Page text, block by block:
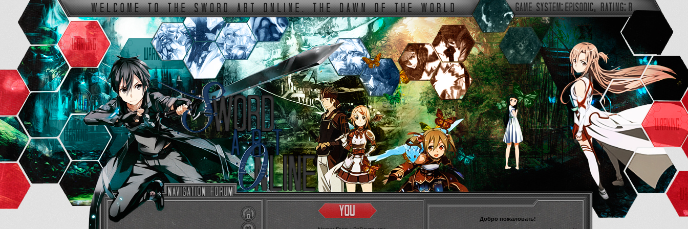
Добро пожаловать!
ФОРУМ